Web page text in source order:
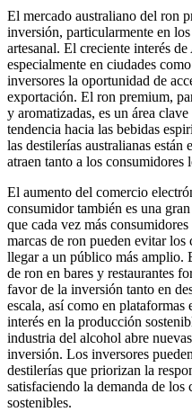
El mercado australiano del ron
inversión, particularmente en
artesanal. El creciente interés
especialmente en ciudades
inversores la oportunidad de
exportación. El ron premium,
y aromatizadas, es un área
tendencia hacia las bebidas
las destilerías australianas están
atraen tanto a los consumidores
El aumento del comercio
consumidor también es una
que cada vez más
marcas de ron pueden evitar los
llegar a un público más amplio.
de ron en bares y restaurantes
favor de la inversión tanto en
escala, así como en
interés en la producción
industria del alcohol abre
inversión. Los inversores
destilerías que priorizan la
satisfaciendo la demanda de los
sostenibles.